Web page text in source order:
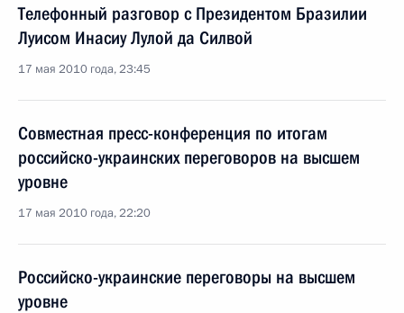
Телефонный разговор с Президентом Бразилии
Луисом Инасиу Лулой да Силвой
17 мая 2010 года, 23:45
Совместная пресс-конференция по итогам
российско-украинских переговоров на высшем
уровне
17 мая 2010 года, 22:20
Российско-украинские переговоры на высшем
уровне